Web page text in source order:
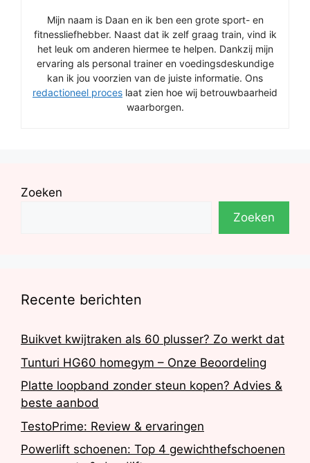
Mijn naam is Daan en ik ben een grote sport- en
fitnessliefhebber. Naast dat ik zelf graag train, vind ik
het leuk om anderen hiermee te helpen. Dankzij mijn
ervaring als personal trainer en voedingsdeskundige
kan ik jou voorzien van de juiste informatie. Ons
redactioneel proces laat zien hoe wij betrouwbaarheid
waarborgen.
Zoeken
Zoeken
Recente berichten
Buikvet kwijtraken als 60 plusser? Zo werkt dat
Tunturi HG60 homegym – Onze Beoordeling
Platte loopband zonder steun kopen? Advies &
beste aanbod
TestoPrime: Review & ervaringen
Powerlift schoenen: Top 4 gewichthefschoenen